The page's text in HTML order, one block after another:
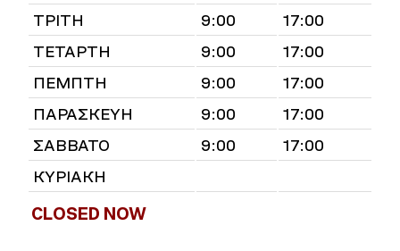
ΤΡΙΤΗ
9:00
17:00
ΤΕΤΑΡΤΗ
9:00
17:00
ΠΕΜΠΤΗ
9:00
17:00
ΠΑΡΑΣΚΕΥΗ
9:00
17:00
ΣΑΒΒΑΤΟ
9:00
17:00
ΚΥΡΙΑΚΗ
CLOSED NOW